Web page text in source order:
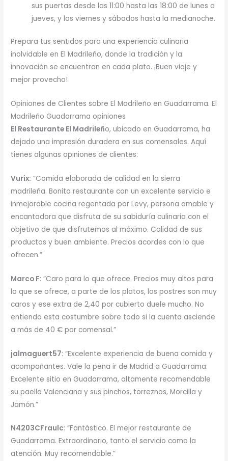
sus puertas desde las 11:00 hasta las 18:00 de lunes a
jueves, y los viernes y sábados hasta la medianoche.
Prepara tus sentidos para una experiencia culinaria
inolvidable en El Madrileño, donde la tradición y la
innovación se encuentran en cada plato. ¡Buen viaje y
mejor provecho!
Opiniones de Clientes sobre El Madrileño en Guadarrama. El
Madrileño Guadarrama opiniones
El Restaurante El Madrileño, ubicado en Guadarrama, ha
dejado una impresión duradera en sus comensales. Aquí
tienes algunas opiniones de clientes:
Vurix: “Comida elaborada de calidad en la sierra
madrileña. Bonito restaurante con un excelente servicio e
inmejorable cocina regentada por Levy, persona amable y
encantadora que disfruta de su sabiduría culinaria con el
objetivo de que disfrutemos al máximo. Calidad de sus
productos y buen ambiente. Precios acordes con lo que
ofrecen.”
Marco F: “Caro para lo que ofrece. Precios muy altos para
lo que se ofrece, a parte de los platos, los postres son muy
caros y ese extra de 2,40 por cubierto duele mucho. No
entiendo esta costumbre sobre todo si la cuenta asciende
a más de 40 € por comensal.”
jalmaguert57: “Excelente experiencia de buena comida y
acompañantes. Vale la pena ir de Madrid a Guadarrama.
Excelente sitio en Guadarrama, altamente recomendable
su paella Valenciana y sus pinchos, torreznos, Morcilla y
Jamón.”
N4203CFraulc: “Fantástico. El mejor restaurante de
Guadarrama. Extraordinario, tanto el servicio como la
atención. Muy recomendable.”